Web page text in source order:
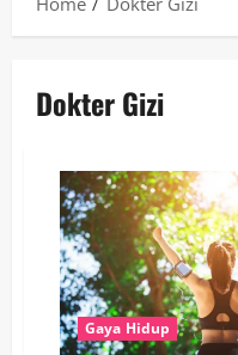
Dokter Gizi
Gaya Hidup